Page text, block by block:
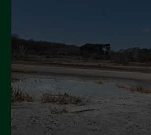
Settembre 2024
Luglio 2024
Maggio 2024
Aprile 2024
Marzo 2024
Febbraio 2024